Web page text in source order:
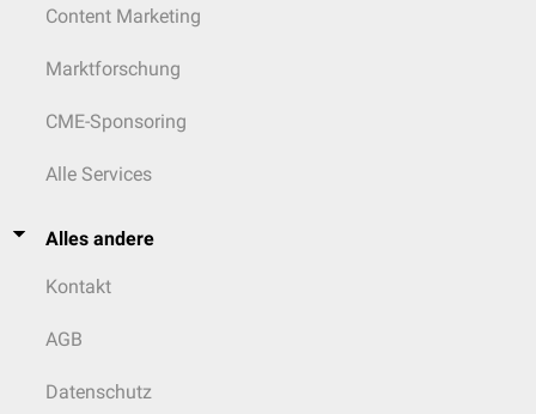
Content Marketing
Marktforschung
CME-Sponsoring
Alle Services
Alles andere
Kontakt
AGB
Datenschutz